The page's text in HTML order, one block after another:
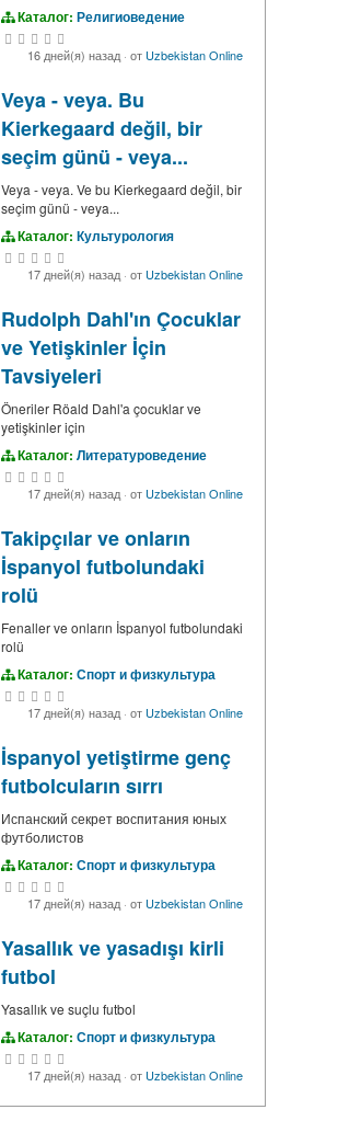
Каталог: Религиоведение
16 дней(я) назад· от Uzbekistan Online
Veya - veya. Bu
Kierkegaard değil, bir
seçim günü - veya...
Veya - veya. Ve bu Kierkegaard değil, bir
seçim günü - veya...
Каталог: Культурология
17 дней(я) назад· от Uzbekistan Online
Rudolph Dahl'ın Çocuklar
ve Yetişkinler İçin
Tavsiyeleri
Öneriler Röald Dahl'a çocuklar ve
yetişkinler için
Каталог: Литературоведение
17 дней(я) назад· от Uzbekistan Online
Takipçılar ve onların
İspanyol futbolundaki
rolü
Fenaller ve onların İspanyol futbolundaki
rolü
Каталог: Спорт и физкультура
17 дней(я) назад· от Uzbekistan Online
İspanyol yetiştirme genç
futbolcuların sırrı
Испанский секрет воспитания юных
футболистов
Каталог: Спорт и физкультура
17 дней(я) назад· от Uzbekistan Online
Yasallık ve yasadışı kirli
futbol
Yasallık ve suçlu futbol
Каталог: Спорт и физкультура
17 дней(я) назад· от Uzbekistan Online